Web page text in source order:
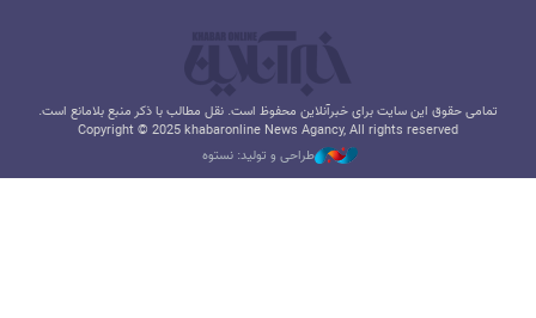
تمامی حقوق این سایت برای خبرآنلاین محفوظ است. نقل مطالب با ذکر منبع بلامانع است.
Copyright © 2025 khabaronline News Agancy, All rights reserved
طراحی و تولید: نستوه